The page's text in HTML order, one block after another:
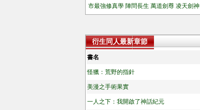
市最強修真學 陣問長生 萬道劍尊 凌天劍神
衍生同人最新章節
書名
怪獵：荒野的指針
美漫之手術果實
一人之下：我開啟了神話紀元